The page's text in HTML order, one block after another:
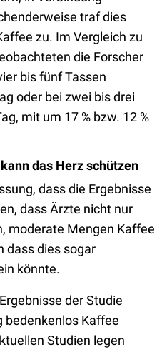
traf dies
zu. Im Vergleich zu
die Forscher
bis fünf Tassen
oder bei zwei bis drei
mit um 17 % bzw. 12 %
das Herz schützen
dass die Ergebnisse
dass Ärzte nicht nur
moderate Mengen Kaffee
dass dies sogar
könnte.
der Studie
bedenkenlos Kaffee
Studien legen